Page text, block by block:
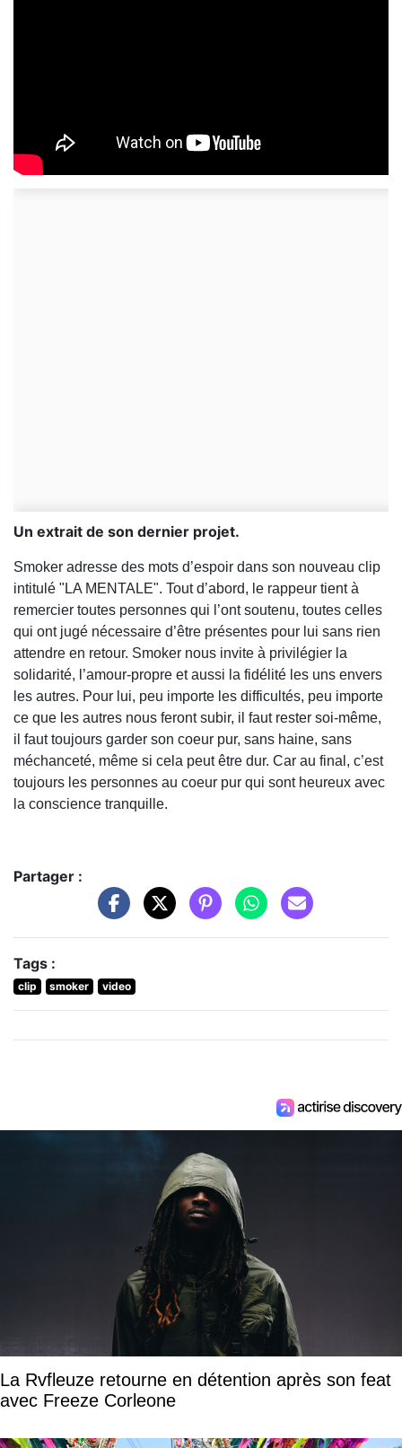
Un extrait de son dernier projet.
Smoker adresse des mots d’espoir dans son nouveau clip
intitulé "LA MENTALE". Tout d’abord, le rappeur tient à
remercier toutes personnes qui l’ont soutenu, toutes celles
qui ont jugé nécessaire d’être présentes pour lui sans rien
attendre en retour. Smoker nous invite à privilégier la
solidarité, l’amour-propre et aussi la fidélité les uns envers
les autres. Pour lui, peu importe les difficultés, peu importe
ce que les autres nous feront subir, il faut rester soi-même,
il faut toujours garder son coeur pur, sans haine, sans
méchanceté, même si cela peut être dur. Car au final, c’est
toujours les personnes au coeur pur qui sont heureux avec
la conscience tranquille.
Partager :
Tags :
clip smoker video
La Rvfleuze retourne en détention après son feat
avec Freeze Corleone